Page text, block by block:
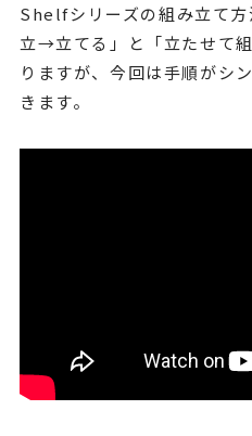
Shelfシリーズの組み立て
立→立てる」と「立たせて
りますが、今回は手順がシ
きます。